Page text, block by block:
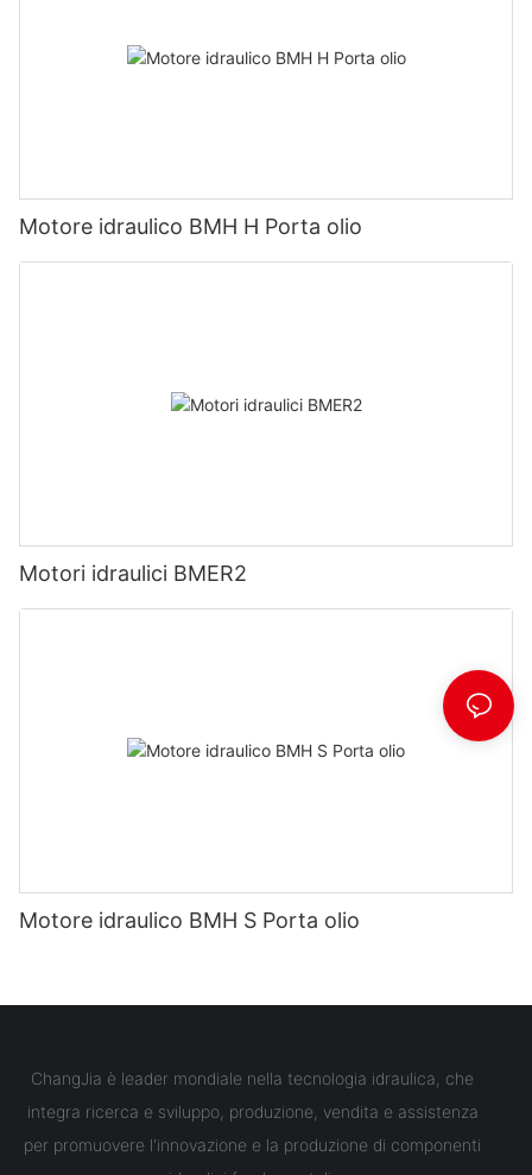
Motore idraulico BMH H Porta olio
Motori idraulici BMER2
Motore idraulico BMH S Porta olio
ChangJia è leader mondiale nella tecnologia idraulica, che
integra ricerca e sviluppo, produzione, vendita e assistenza
per promuovere l'innovazione e la produzione di componenti